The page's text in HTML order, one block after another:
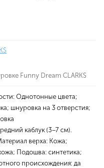
Funny Dream CLARKS
Однотонные цвета;
шнуровка на 3 отверстия;
каблук (3–7 см).
верха: Кожа;
Подошва: синтетика;
происхождения: да